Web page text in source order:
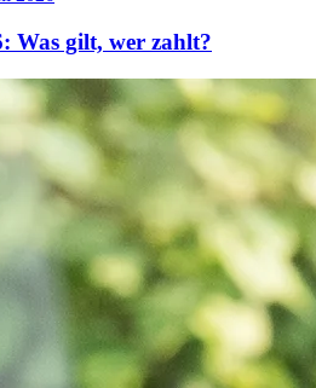
Was gilt, wer zahlt?